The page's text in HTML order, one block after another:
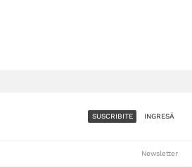
SUSCRIBITE INGRESÁ
Newsletter